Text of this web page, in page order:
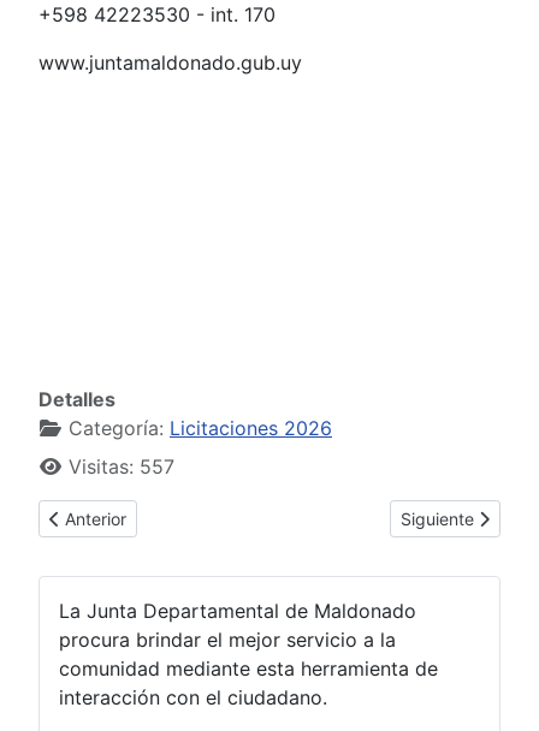
+598 42223530 - int. 170
www.juntamaldonado.gub.uy
Detalles
Categoría: Licitaciones 2026
Visitas: 557
Artículo anterior: Licitación Abreviada N.º 4/2026 – Servicio
Anterior Artículo
Siguiente
La Junta Departamental de Maldonado
procura brindar el mejor servicio a la
comunidad mediante esta herramienta de
interacción con el ciudadano.